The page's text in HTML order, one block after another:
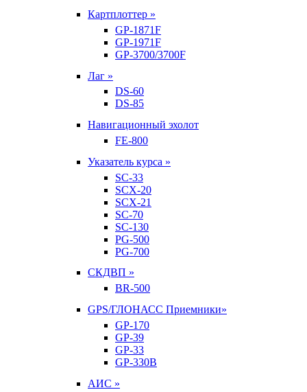
Картплоттер »
GP-1871F
GP-1971F
GP-3700/3700F
Лаг »
DS-60
DS-85
Навигационный эхолот
FE-800
Указатель курса »
SC-33
SCX-20
SCX-21
SC-70
SC-130
PG-500
PG-700
СКДВП »
BR-500
GPS/ГЛОНАСС Приемники»
GP-170
GP-39
GP-33
GP-330B
АИС »